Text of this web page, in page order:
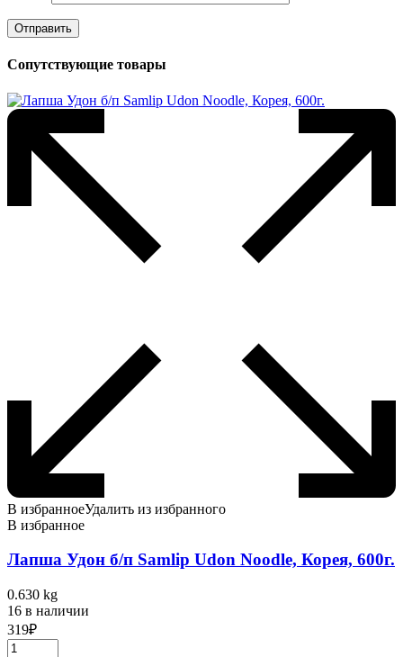
Сопутствующие товары
В избранноеУдалить из избранного
В избранное
Лапша Удон б/п Samlip Udon Noodle, Корея, 600г.
0.630 kg
16 в наличии
319₽